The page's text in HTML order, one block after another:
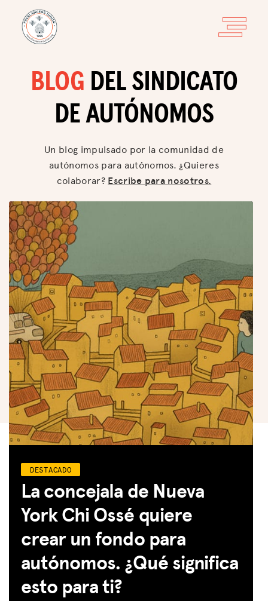
BLOG DEL SINDICATO
DE AUTÓNOMOS
Un blog impulsado por la comunidad de
autónomos para autónomos. ¿Quieres
colaborar? Escribe para nosotros.
DESTACADO
La concejala de Nueva
York Chi Ossé quiere
crear un fondo para
autónomos. ¿Qué significa
esto para ti?